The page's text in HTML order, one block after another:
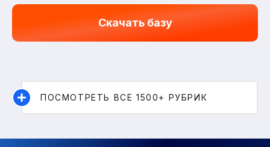
Скачать базу
ПОСМОТРЕТЬ ВСЕ 1500+ РУБРИК